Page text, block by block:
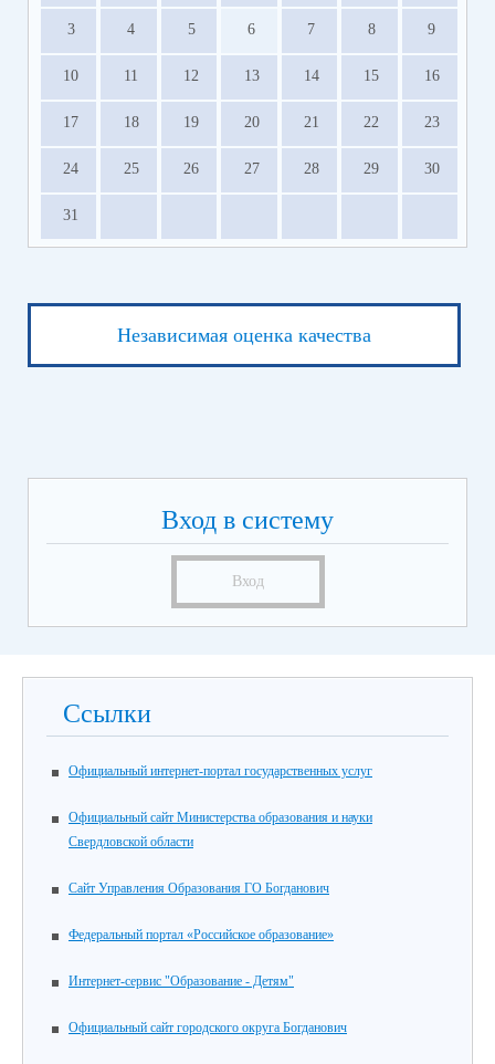
3 4 5 6 7 8 9
10 11 12 13 14 15 16
17 18 19 20 21 22 23
24 25 26 27 28 29 30
31
Независимая оценка качества
Вход в систему
Вход
Ссылки
Официальный интернет-портал государственных услуг
Официальный сайт Министерства образования и науки
Свердловской области
Сайт Управления Образования ГО Богданович
Федеральный портал «Российское образование»
Интернет-сервис "Образование - Детям"
Официальный сайт городского округа Богданович